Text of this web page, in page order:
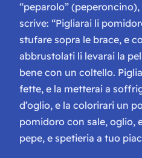
“peparolo”
scrive: “Pigliarai li
stufare sopra le brace, e
abbrustolati li levarai la
bene con un coltello.
fette, e la metterai a
d’oglio, e la colorirari un
pomidoro con sale, oglio,
pepe, e spetieria a tuo